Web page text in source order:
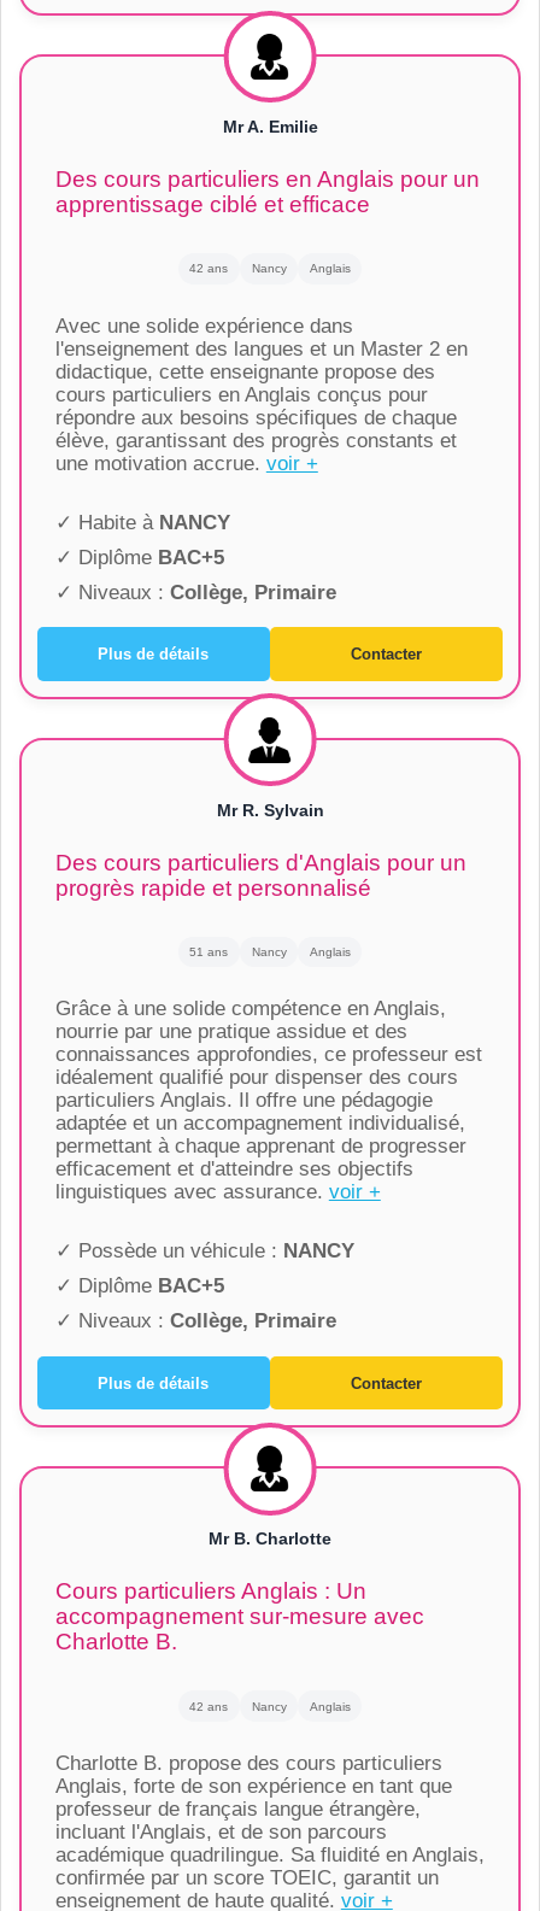
Mr A. Emilie
Des cours particuliers en Anglais pour un
apprentissage ciblé et efficace
42 ans Nancy Anglais
Avec une solide expérience dans
l'enseignement des langues et un Master 2 en
didactique, cette enseignante propose des
cours particuliers en Anglais conçus pour
répondre aux besoins spécifiques de chaque
élève, garantissant des progrès constants et
une motivation accrue. voir +
✓ Habite à NANCY
✓ Diplôme BAC+5
✓ Niveaux : Collège, Primaire
Plus de détails Contacter
Mr R. Sylvain
Des cours particuliers d'Anglais pour un
progrès rapide et personnalisé
51 ans Nancy Anglais
Grâce à une solide compétence en Anglais,
nourrie par une pratique assidue et des
connaissances approfondies, ce professeur est
idéalement qualifié pour dispenser des cours
particuliers Anglais. Il offre une pédagogie
adaptée et un accompagnement individualisé,
permettant à chaque apprenant de progresser
efficacement et d'atteindre ses objectifs
linguistiques avec assurance. voir +
✓ Possède un véhicule : NANCY
✓ Diplôme BAC+5
✓ Niveaux : Collège, Primaire
Plus de détails Contacter
Mr B. Charlotte
Cours particuliers Anglais : Un
accompagnement sur-mesure avec
Charlotte B.
42 ans Nancy Anglais
Charlotte B. propose des cours particuliers
Anglais, forte de son expérience en tant que
professeur de français langue étrangère,
incluant l'Anglais, et de son parcours
académique quadrilingue. Sa fluidité en Anglais,
confirmée par un score TOEIC, garantit un
enseignement de haute qualité. voir +